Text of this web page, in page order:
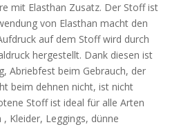
mit Elasthan Zusatz. Der Stoff ist
von Elasthan macht den
auf dem Stoff wird durch
hergestellt. Dank diesen ist
Abriebfest beim Gebrauch, der
beim dehnen nicht, ist nicht
Stoff ist ideal für alle Arten
Kleider, Leggings, dünne